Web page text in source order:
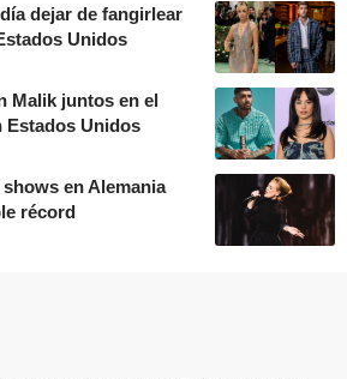
dejar de fangirlear
Unidos
Malik juntos en el
Estados Unidos
en Alemania
récord